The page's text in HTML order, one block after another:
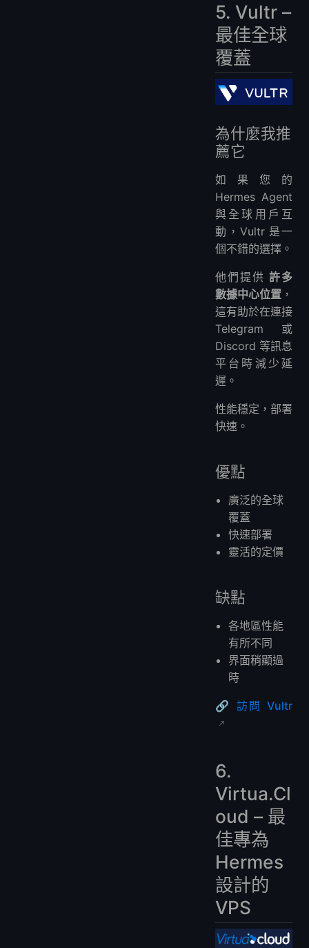
5. Vultr –
最佳全球
覆蓋
為什麼我推
薦它
如果您的
Hermes Agent
與全球用戶互
動，Vultr 是一
個不錯的選擇。
他們提供許多
數據中心位置 ，
這有助於在連接
Telegram 或
Discord 等訊息
平台時減少延
遲。
性能穩定，部署
快速。
優點
廣泛的全球
覆蓋
快速部署
靈活的定價
缺點
各地區性能
有所不同
界面稍顯過
時
🔗 訪問 Vultr
6.
Virtua.Cl
oud – 最
佳專為
Hermes
設計的
VPS